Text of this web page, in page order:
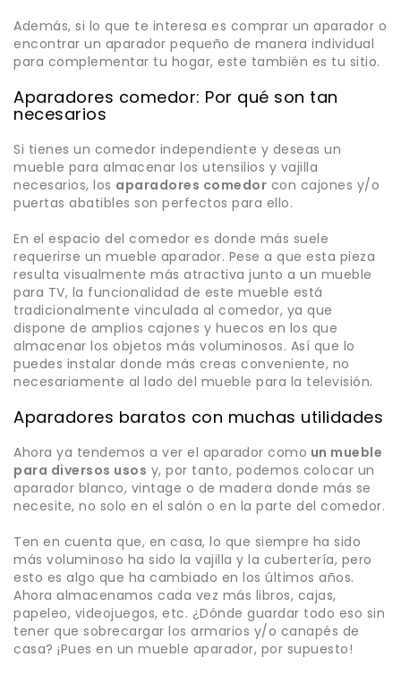
Además, si lo que te interesa es comprar un aparador o
encontrar un aparador pequeño de manera individual
para complementar tu hogar, este también es tu sitio.
Aparadores comedor: Por qué son tan
necesarios
Si tienes un comedor independiente y deseas un
mueble para almacenar los utensilios y vajilla
necesarios, los aparadores comedor con cajones y/o
puertas abatibles son perfectos para ello.
En el espacio del comedor es donde más suele
requerirse un mueble aparador. Pese a que esta pieza
resulta visualmente más atractiva junto a un mueble
para TV, la funcionalidad de este mueble está
tradicionalmente vinculada al comedor, ya que
dispone de amplios cajones y huecos en los que
almacenar los objetos más voluminosos. Así que lo
puedes instalar donde más creas conveniente, no
necesariamente al lado del mueble para la televisión.
Aparadores baratos con muchas utilidades
Ahora ya tendemos a ver el aparador como un mueble
para diversos usos y, por tanto, podemos colocar un
aparador blanco, vintage o de madera donde más se
necesite, no solo en el salón o en la parte del comedor.
Ten en cuenta que, en casa, lo que siempre ha sido
más voluminoso ha sido la vajilla y la cubertería, pero
esto es algo que ha cambiado en los últimos años.
Ahora almacenamos cada vez más libros, cajas,
papeleo, videojuegos, etc. ¿Dónde guardar todo eso sin
tener que sobrecargar los armarios y/o canapés de
casa? ¡Pues en un mueble aparador, por supuesto!